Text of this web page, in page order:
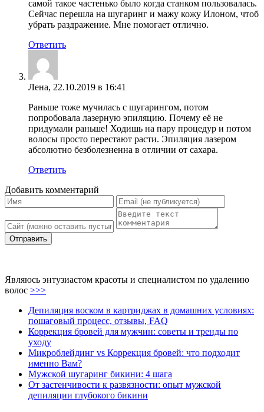
самой такое частенько было когда станком пользовалась.
Сейчас перешла на шугаринг и мажу кожу Илоном, чтоб
убрать раздражение. Мне помогает отлично.
Ответить
Лена, 22.10.2019 в 16:41
Раньше тоже мучилась с шугарингом, потом
попробовала лазерную эпиляцию. Почему её не
придумали раньше! Ходишь на пару процедур и потом
волосы просто перестают расти. Эпиляция лазером
абсолютно безболезненна в отличии от сахара.
Ответить
Добавить комментарий
Являюсь энтузиастом красоты и специалистом по удалению
волос >>>
Депиляция воском в картриджах в домашних условиях:
пошаговый процесс, отзывы, FAQ
Коррекция бровей для мужчин: советы и тренды по
уходу
Микроблейдинг vs Коррекция бровей: что подходит
именно Вам?
Мужской шугаринг бикини: 4 шага
От застенчивости к развязности: опыт мужской
депиляции глубокого бикини